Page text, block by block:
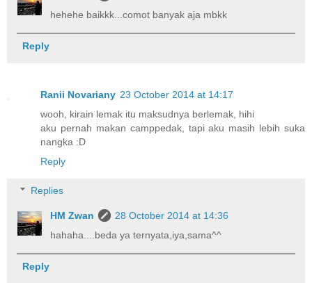
hehehe baikkk...comot banyak aja mbkk
Reply
Ranii Novariany 23 October 2014 at 14:17
wooh, kirain lemak itu maksudnya berlemak, hihi
aku pernah makan camppedak, tapi aku masih lebih suka
nangka :D
Reply
Replies
HM Zwan
28 October 2014 at 14:36
hahaha....beda ya ternyata,iya,sama^^
Reply